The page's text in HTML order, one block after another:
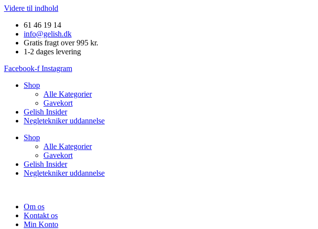
Videre til indhold
61 46 19 14
info@gelish.dk
Gratis fragt over 995 kr.
1-2 dages levering
Facebook-f Instagram
Shop
Alle Kategorier
Gavekort
Gelish Insider
Negletekniker uddannelse
Shop
Alle Kategorier
Gavekort
Gelish Insider
Negletekniker uddannelse
Om os
Kontakt os
Min Konto